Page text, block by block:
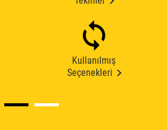
Kullanılmış
Seçenekleri